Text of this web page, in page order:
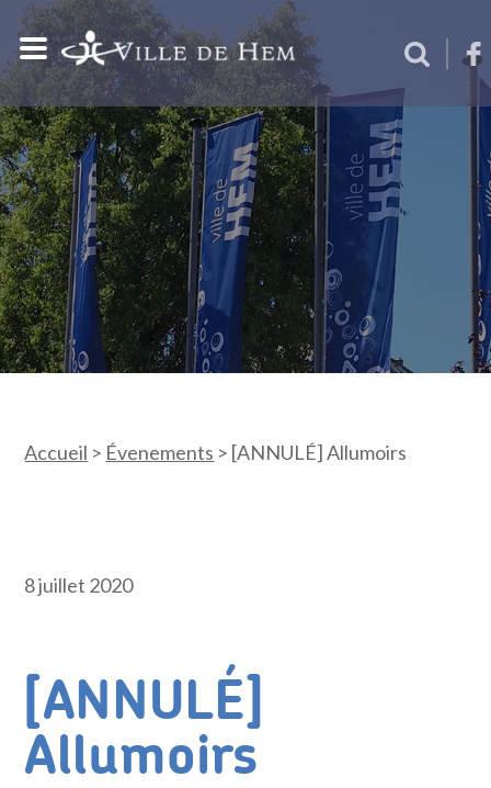
Accueil > Évenements > [ANNULÉ] Allumoirs
8 juillet 2020
[ANNULÉ]
Allumoirs